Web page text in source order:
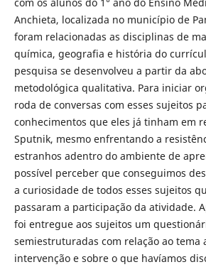
Anchieta, localizada no município de
foram relacionadas as disciplinas de
química, geografia e história do
pesquisa se desenvolveu a partir da
metodológica qualitativa. Para iniciar
roda de conversas com esses sujeitos
conhecimentos que eles já tinham em
Sputnik, mesmo enfrentando a
estranhos adentro do ambiente de
possível perceber que conseguimos
a curiosidade de todos esses sujeitos
passaram a participação da atividade.
foi entregue aos sujeitos um
semiestruturadas com relação ao tema
intervenção e sobre o que havíamos